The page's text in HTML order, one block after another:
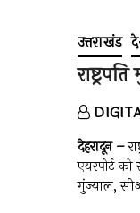
उत्तराखंड
देहरादून –
एयरपोर्ट
गुंज्याल,